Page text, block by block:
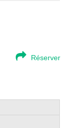
Réserver